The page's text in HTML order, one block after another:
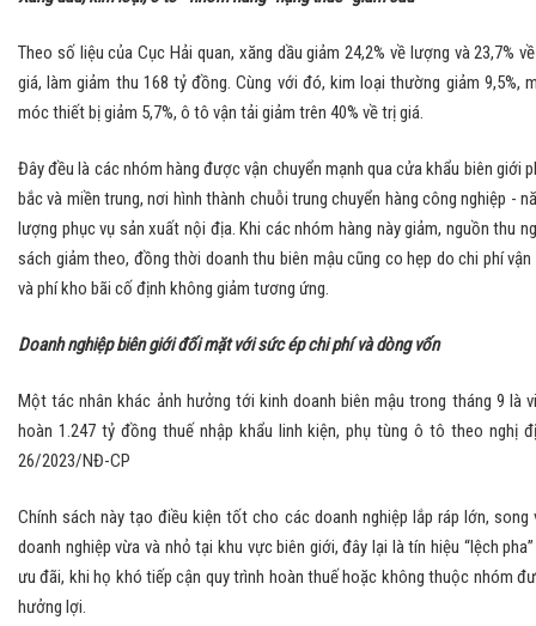
Theo số liệu của Cục Hải quan, xăng dầu giảm 24,2% về lượng và 23,7%
giá, làm giảm thu 168 tỷ đồng. Cùng với đó, kim loại thường giảm 9,5%,
móc thiết bị giảm 5,7%, ô tô vận tải giảm trên 40% về trị giá.
Đây đều là các nhóm hàng được vận chuyển mạnh qua cửa khẩu biên giới
bắc và miền trung, nơi hình thành chuỗi trung chuyển hàng công nghiệp -
lượng phục vụ sản xuất nội địa. Khi các nhóm hàng này giảm, nguồn thu
sách giảm theo, đồng thời doanh thu biên mậu cũng co hẹp do chi phí
và phí kho bãi cố định không giảm tương ứng.
Doanh nghiệp biên giới đối mặt với sức ép chi phí và dòng vốn
Một tác nhân khác ảnh hưởng tới kinh doanh biên mậu trong tháng 9 là
hoàn 1.247 tỷ đồng thuế nhập khẩu linh kiện, phụ tùng ô tô theo nghị
26/2023/NĐ-CP
Chính sách này tạo điều kiện tốt cho các doanh nghiệp lắp ráp lớn, song
doanh nghiệp vừa và nhỏ tại khu vực biên giới, đây lại là tín hiệu “lệch
ưu đãi, khi họ khó tiếp cận quy trình hoàn thuế hoặc không thuộc nhóm
hưởng lợi.